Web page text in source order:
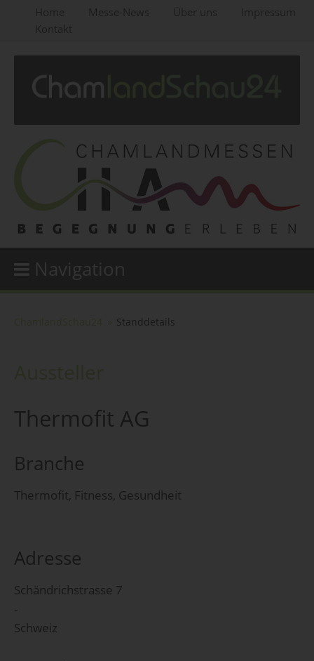
Navigation
Standdetails
Thermofit AG
Branche
Thermofit, Fitness, Gesundheit
Adresse
Schändrichstrasse 7
-
Schweiz